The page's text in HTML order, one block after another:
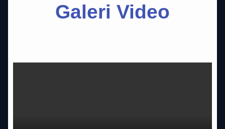
Galeri Video